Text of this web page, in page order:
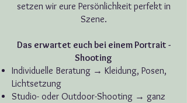
setzen wir eure Persönlichkeit perfekt in
Szene.
Das erwartet euch bei einem Portrait -
Shooting
Individuelle Beratung → Kleidung, Posen,
Lichtsetzung
Studio- oder Outdoor-Shooting → ganz